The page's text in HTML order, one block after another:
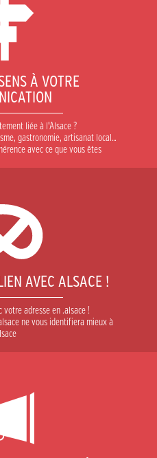
À VOTRE
liée à l’Alsace ?
gastronomie, artisanat local…
avec ce que vous êtes
AVEC ALSACE !
votre adresse en .alsace !
ne vous identifiera mieux à